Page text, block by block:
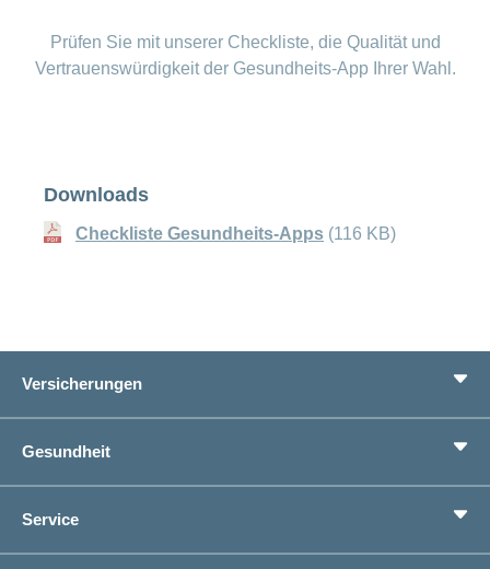
Prüfen Sie mit unserer Checkliste, die Qualität und
Vertrauenswürdigkeit der Gesundheits-App Ihrer Wahl.
Downloads
Checkliste Gesundheits-Apps (116 KB)
Versicherungen
Zusatzversicherungen
Vorsorge
Ich suche eine Versicherung für
Lebenssituation
Gesundheit
Gesundheitskompass
concordiaMed
Service